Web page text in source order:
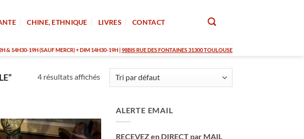
CHINE, ETHNIQUE LIVRES CONTACT
& 14H30-19H (SAUF MERCR) + DIM 14H30-19H |98BIS RUE DES FONTAINES 31300 TOULOUSE
4 résultats affichés
ALERTE EMAIL
RECEVEZ en DIRECT par MAIL